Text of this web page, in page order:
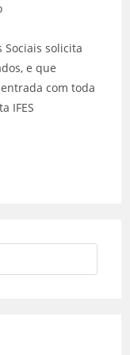
Sociais solicita
e que
com toda
IFES